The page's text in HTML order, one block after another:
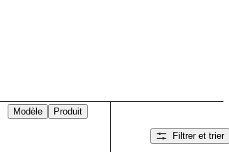
Modèle Produit
Filtrer et trier